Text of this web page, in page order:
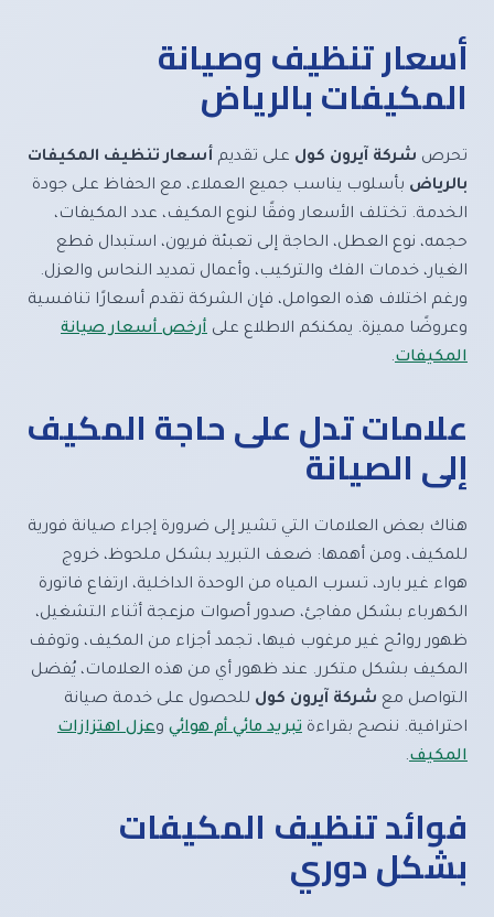
أسعار تنظيف وصيانة
المكيفات بالرياض
تحرص شركة آيرون كول على تقديم أسعار تنظيف المكيفات
بالرياض بأسلوب يناسب جميع العملاء، مع الحفاظ على جودة
الخدمة. تختلف الأسعار وفقًا لنوع المكيف، عدد المكيفات،
حجمه، نوع العطل، الحاجة إلى تعبئة فريون، استبدال قطع
الغيار، خدمات الفك والتركيب، وأعمال تمديد النحاس والعزل.
ورغم اختلاف هذه العوامل، فإن الشركة تقدم أسعارًا تنافسية
وعروضًا مميزة. يمكنكم الاطلاع على أرخص أسعار صيانة
المكيفات.
علامات تدل على حاجة المكيف
إلى الصيانة
هناك بعض العلامات التي تشير إلى ضرورة إجراء صيانة فورية
للمكيف، ومن أهمها: ضعف التبريد بشكل ملحوظ، خروج
هواء غير بارد، تسرب المياه من الوحدة الداخلية، ارتفاع فاتورة
الكهرباء بشكل مفاجئ، صدور أصوات مزعجة أثناء التشغيل،
ظهور روائح غير مرغوب فيها، تجمد أجزاء من المكيف، وتوقف
المكيف بشكل متكرر. عند ظهور أي من هذه العلامات، يُفضل
التواصل مع شركة آيرون كول للحصول على خدمة صيانة
احترافية. ننصح بقراءة تبريد مائي أم هوائي وعزل اهتزازات
المكيف.
فوائد تنظيف المكيفات
بشكل دوري